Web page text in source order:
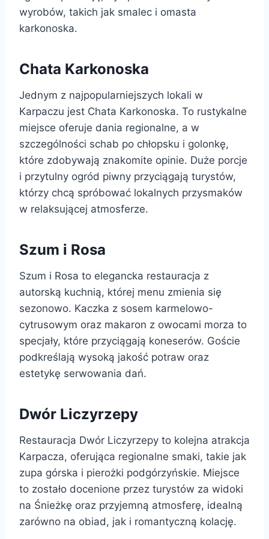
wyrobów, takich jak smalec i omasta
karkonoska.
Chata Karkonoska
Jednym z najpopularniejszych lokali w
Karpaczu jest Chata Karkonoska. To rustykalne
miejsce oferuje dania regionalne, a w
szczególności schab po chłopsku i golonkę,
które zdobywają znakomite opinie. Duże porcje
i przytulny ogród piwny przyciągają turystów,
którzy chcą spróbować lokalnych przysmaków
w relaksującej atmosferze.
Szum i Rosa
Szum i Rosa to elegancka restauracja z
autorską kuchnią, której menu zmienia się
sezonowo. Kaczka z sosem karmelowo-
cytrusowym oraz makaron z owocami morza to
specjały, które przyciągają koneserów. Goście
podkreślają wysoką jakość potraw oraz
estetykę serwowania dań.
Dwór Liczyrzepy
Restauracja Dwór Liczyrzepy to kolejna atrakcja
Karpacza, oferująca regionalne smaki, takie jak
zupa górska i pierożki podgórzyńskie. Miejsce
to zostało docenione przez turystów za widoki
na Śnieżkę oraz przyjemną atmosferę, idealną
zarówno na obiad, jak i romantyczną kolację.